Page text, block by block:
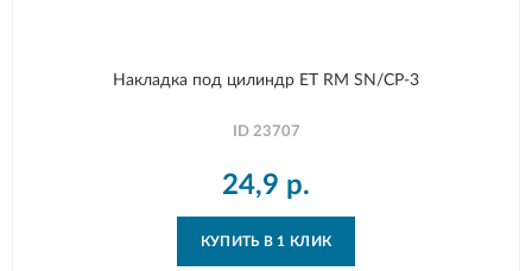
Накладка под цилиндр ET RM SN/CP-3
ID 23707
24,9 р.
КУПИТЬ В 1 КЛИК